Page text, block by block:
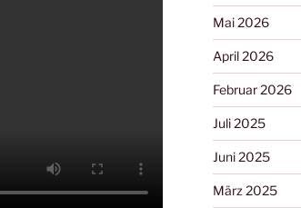
Mai 2026
April 2026
Februar 2026
Juli 2025
Juni 2025
März 2025